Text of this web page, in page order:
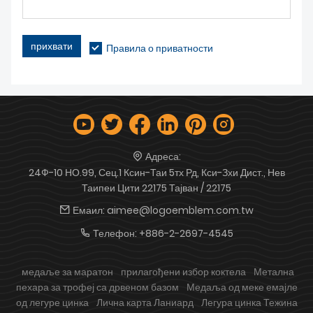
прихвати Правила о приватности
Адреса:
24Ф-10 НО.99, Сец.1 Ксин-Таи 5тх Рд, Кси-Зхи Дист., Нев
Таипеи Цити 22175 Тајван / 22175
Емаил: aimee@logoemblem.com.tw
Телефон: +886-2-2697-4545
медаље за маратон прилагођени избор коктела Метална
пехара за трофеј са дрвеном базом
Медаља од меке емајле
од легуре цинка Лична карта Ланиард Легура цинка Тежина